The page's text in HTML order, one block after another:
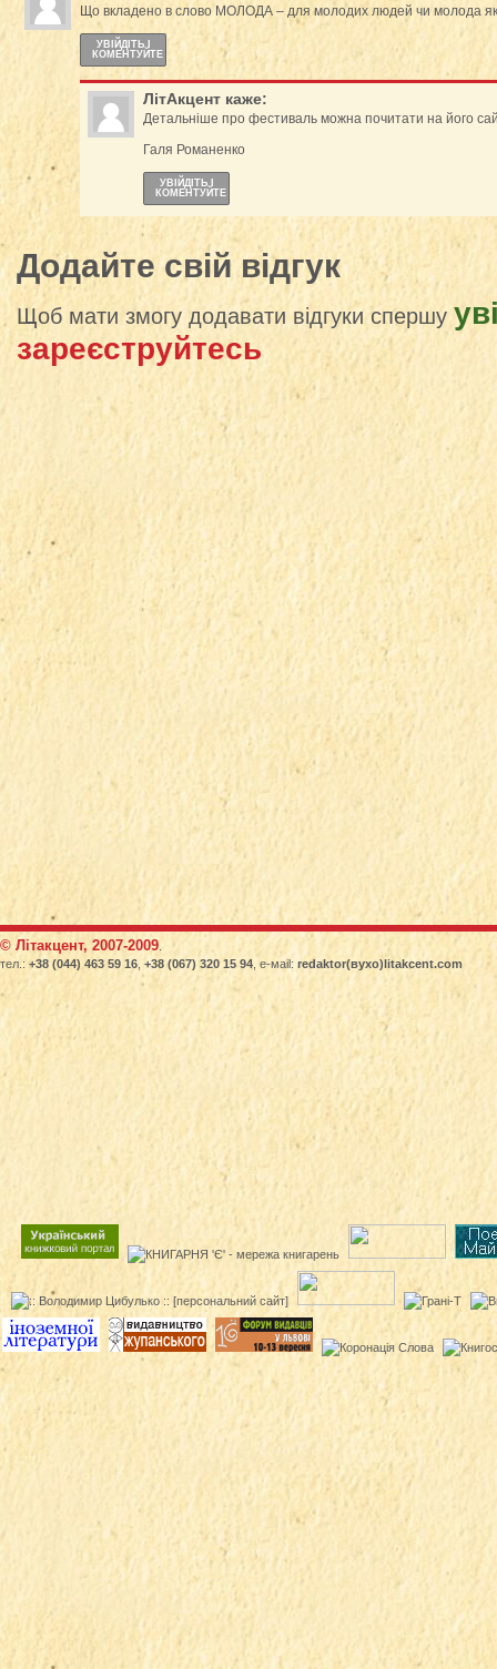
Що вкладено в слово МОЛОДА – для молодих людей чи молода
УВІЙДІТЬ І
КОМЕНТУЙТЕ
ЛітАкцент каже:
Детальніше про фестиваль можна почитати на його
Галя Романенко
УВІЙДІТЬ І
КОМЕНТУЙТЕ
Додайте свій відгук
Щоб мати змогу додавати відгуки спершу
зареєструйтесь
© Літакцент, 2007-2009
тел.: +38 (044) 463 59 16 +38 (067) 320 15 94 , е-маіl: redaktor(вухо)litakcent.com